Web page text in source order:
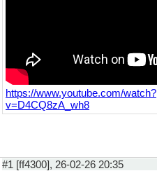
https://www.youtube.com/watch?
v=D4CQ8zA_wh8
#1 [ff4300], 26-02-26 20:35